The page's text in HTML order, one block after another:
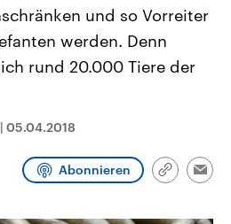
6.
Berichte
Parteien
USA
Aktuelle Beiträge,
Hintergründe
Wirtschaftlich und
aktuelle Weltgeschehen.
Podcasts
und so Vorreiter
werden. Denn
rund 20.000 Tiere der
| 05.04.2018
Abonnieren
Link